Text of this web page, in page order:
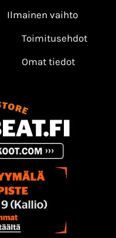
Ilmainen vaihto
Toimitusehdot
Omat tiedot